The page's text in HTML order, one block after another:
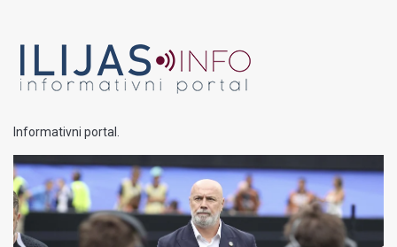
Informativni portal.